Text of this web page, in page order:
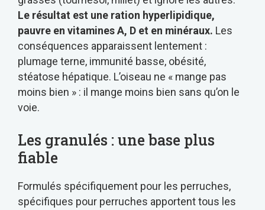
Le résultat est une ration hyperlipidique,
pauvre en vitamines A, D et en minéraux. Les
conséquences apparaissent lentement :
plumage terne, immunité basse, obésité,
stéatose hépatique. L’oiseau ne « mange pas
moins bien » : il mange moins bien sans qu’on le
voie.
Les granulés : une base plus
fiable
Formulés spécifiquement pour les perruches,
spécifiques pour perruches apportent tous les